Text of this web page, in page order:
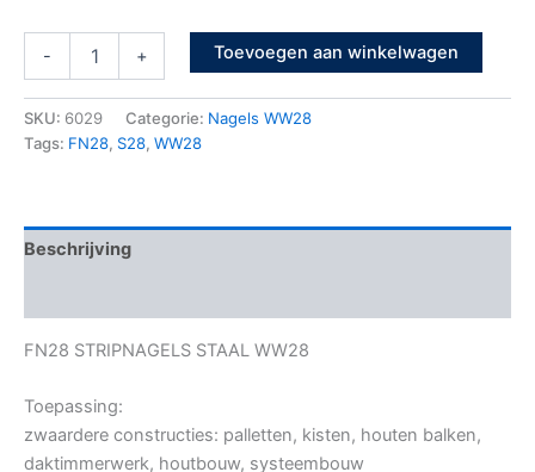
- + Toevoegen aan winkelwagen
SKU: 6029 Categorie: Nagels WW28
Tags: FN28, S28, WW28
Beschrijving
FN28 STRIPNAGELS STAAL WW28
Toepassing:
zwaardere constructies: palletten, kisten, houten balken,
daktimmerwerk, houtbouw, systeembouw